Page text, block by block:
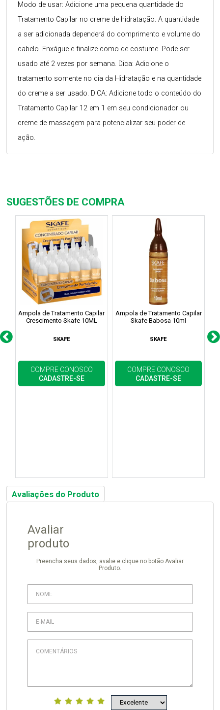
Modo de usar: Adicione uma pequena quantidade do
Tratamento Capilar no creme de hidratação. A quantidade
a ser adicionada dependerá do comprimento e volume do
cabelo. Enxágue e finalize como de costume. Pode ser
usado até 2 vezes por semana. Dica: Adicione o
tratamento somente no dia da Hidratação e na quantidade
do creme a ser usado. DICA: Adicione todo o conteúdo do
Tratamento Capilar 12 em 1 em seu condicionador ou
creme de massagem para potencializar seu poder de
ação.
SUGESTÕES DE COMPRA
Ampola de Tratamento Capilar
Crescimento Skafe 10ML
SKAFE
COMPRE CONOSCO
CADASTRE-SE
Ampola de Tratamento Capilar
Skafe Babosa 10ml
SKAFE
COMPRE CONOSCO
CADASTRE-SE
Avaliações do Produto
Avaliar
produto
Preencha seus dados, avalie e clique no botão Avaliar
Produto.